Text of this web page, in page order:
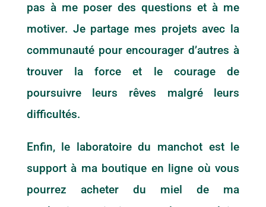
pas à me poser des questions et à me
motiver. Je partage mes projets avec la
communauté pour encourager d’autres à
trouver la force et le courage de
poursuivre leurs rêves malgré leurs
difficultés.
Enfin, le laboratoire du manchot est le
support à ma boutique en ligne où vous
pourrez acheter du miel de ma